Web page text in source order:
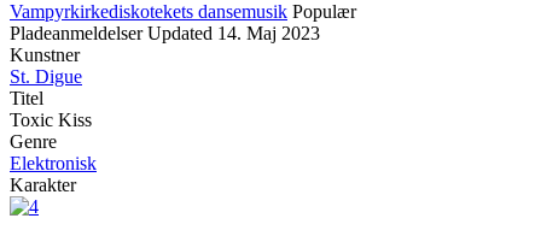
Vampyrkirkediskotekets dansemusik Populær
Pladeanmeldelser Updated 14. Maj 2023
Kunstner
St. Digue
Titel
Toxic Kiss
Genre
Elektronisk
Karakter